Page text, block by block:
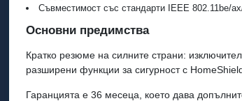
Съвместимост със стандарти IEEE 802.11be/
Основни предимства
Кратко резюме на силните страни:
разширени функции за сигурност с
Гаранцията е 36 месеца, което дава